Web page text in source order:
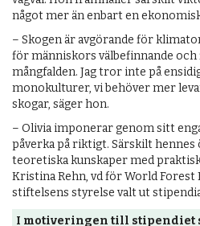
något mer än enbart en
– Skogen är avgörande för
för människors välbefinnande
mångfalden. Jag tror inte på
monokulturer, vi behöver mer
skogar, säger hon.
– Olivia imponerar genom sitt
påverka på riktigt. Särskilt
teoretiska kunskaper med
Kristina Rehn, vd för World Forest
stiftelsens styrelse valt ut
I motiveringen till stipendiet